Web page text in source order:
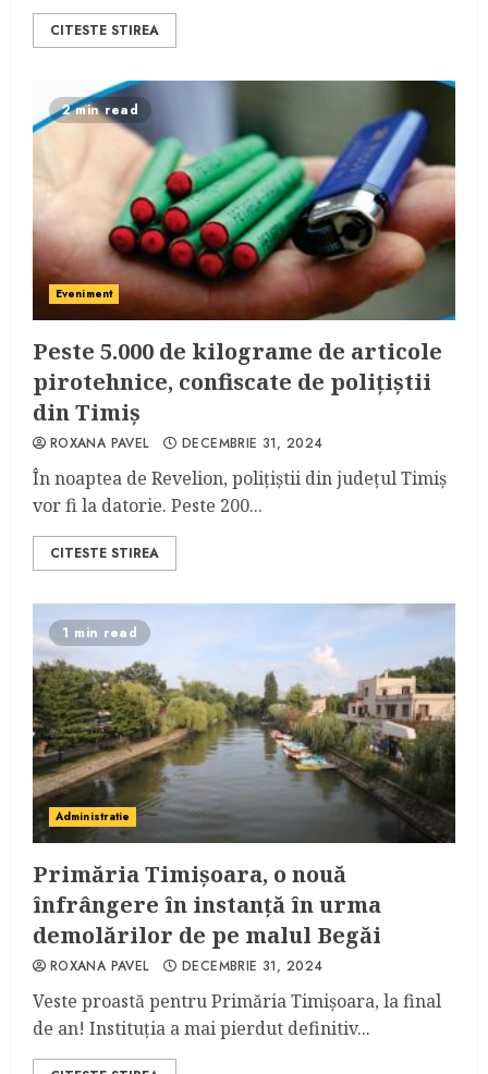
CITESTE STIREA
2 min read
Eveniment
Peste 5.000 de kilograme de articole
pirotehnice, confiscate de polițiștii
din Timiș
ROXANA PAVEL DECEMBRIE 31, 2024
În noaptea de Revelion, polițiștii din județul Timiș
vor fi la datorie. Peste 200...
CITESTE STIREA
1 min read
Administratie
Primăria Timișoara, o nouă
înfrângere în instanță în urma
demolărilor de pe malul Begăi
ROXANA PAVEL DECEMBRIE 31, 2024
Veste proastă pentru Primăria Timișoara, la final
de an! Instituția a mai pierdut definitiv...